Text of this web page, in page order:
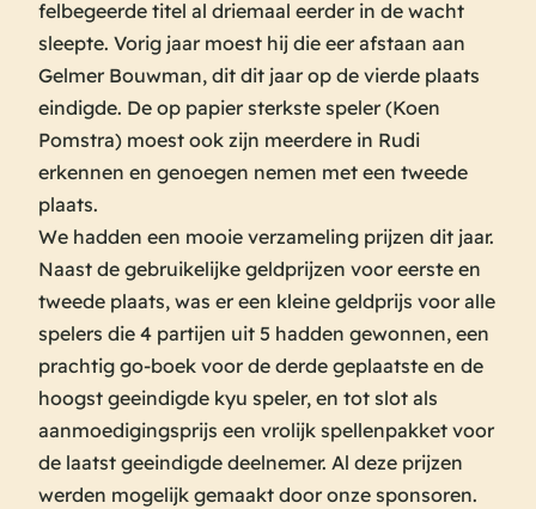
felbegeerde titel al driemaal eerder in de wacht
sleepte. Vorig jaar moest hij die eer afstaan aan
Gelmer Bouwman, dit dit jaar op de vierde plaats
eindigde. De op papier sterkste speler (Koen
Pomstra) moest ook zijn meerdere in Rudi
erkennen en genoegen nemen met een tweede
plaats.
We hadden een mooie verzameling prijzen dit jaar.
Naast de gebruikelijke geldprijzen voor eerste en
tweede plaats, was er een kleine geldprijs voor alle
spelers die 4 partijen uit 5 hadden gewonnen, een
prachtig go-boek voor de derde geplaatste en de
hoogst geeindigde kyu speler, en tot slot als
aanmoedigingsprijs een vrolijk spellenpakket voor
de laatst geeindigde deelnemer. Al deze prijzen
werden mogelijk gemaakt door onze sponsoren.